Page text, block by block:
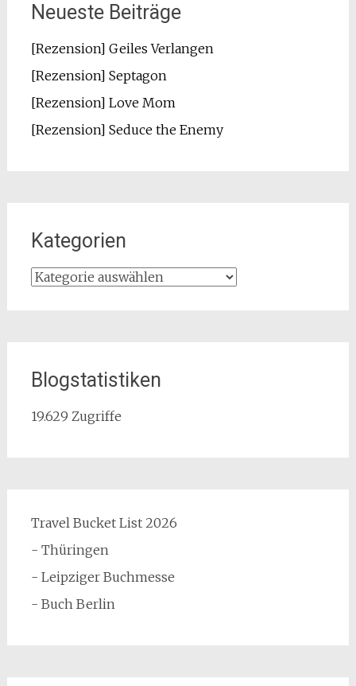
Neueste Beiträge
[Rezension] Geiles Verlangen
[Rezension] Septagon
[Rezension] Love Mom
[Rezension] Seduce the Enemy
Kategorien
Kategorien
Blogstatistiken
19.629 Zugriffe
Travel Bucket List 2026
- Thüringen
- Leipziger Buchmesse
- Buch Berlin